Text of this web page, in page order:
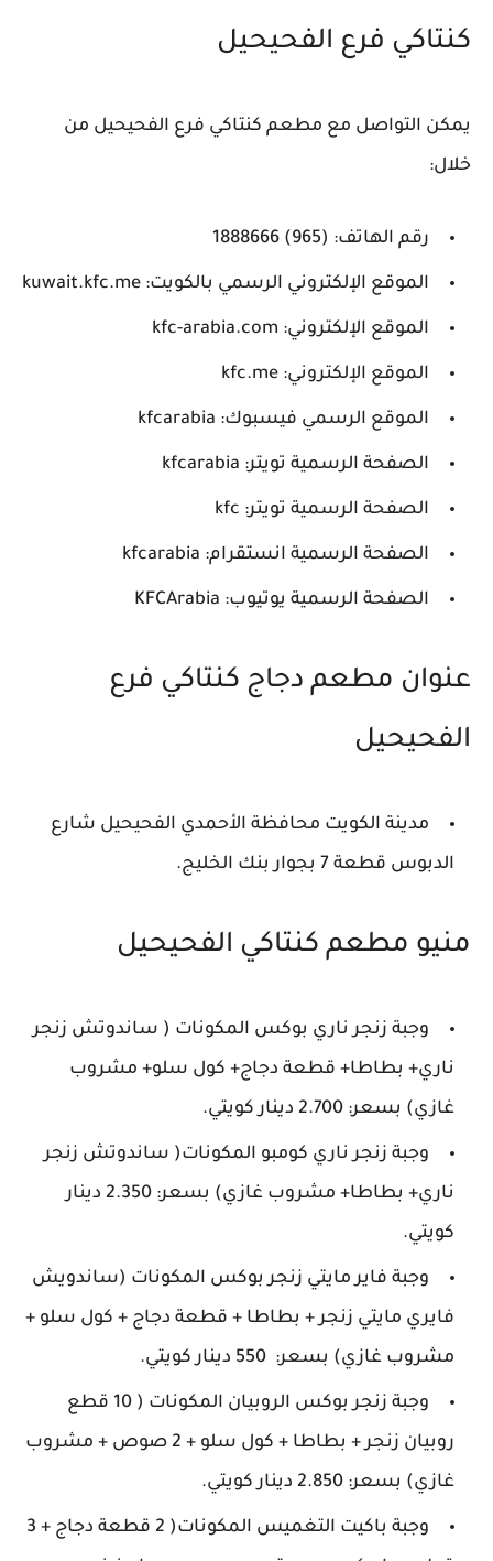
كنتاكي فرع الفحيحيل
يمكن التواصل مع مطعم كنتاكي فرع الفحيحيل من
خلال:
رقم الهاتف: (965) 1888666
الموقع الإلكتروني الرسمي بالكويت: kuwait.kfc.me
الموقع الإلكتروني: kfc-arabia.com
الموقع الإلكتروني: kfc.me
الموقع الرسمي فيسبوك: kfcarabia
الصفحة الرسمية تويتر: kfcarabia
الصفحة الرسمية تويتر: kfc
الصفحة الرسمية انستقرام: kfcarabia
الصفحة الرسمية يوتيوب: KFCArabia
عنوان مطعم دجاج كنتاكي فرع
الفحيحيل
مدينة الكويت محافظة الأحمدي الفحيحيل شارع
الدبوس قطعة 7 بجوار بنك الخليج.
منيو مطعم كنتاكي الفحيحيل
وجبة زنجر ناري بوكس المكونات ( ساندوتش زنجر
ناري+ بطاطا+ قطعة دجاج+ كول سلو+ مشروب
غازي) بسعر: 2.700 دينار كويتي.
وجبة زنجر ناري كومبو المكونات( ساندوتش زنجر
ناري+ بطاطا+ مشروب غازي) بسعر: 2.350 دينار
كويتي.
وجبة فاير مايتي زنجر بوكس المكونات (ساندويش
فايري مايتي زنجر + بطاطا + قطعة دجاج + كول سلو +
مشروب غازي) بسعر: 550 دينار كويتي.
وجبة زنجر بوكس الروبيان المكونات ( 10 قطع
روبيان زنجر + بطاطا + كول سلو + 2 صوص + مشروب
غازي) بسعر: 2.850 دينار كويتي.
وجبة باكيت التغميس المكونات( 2 قطعة دجاج + 3